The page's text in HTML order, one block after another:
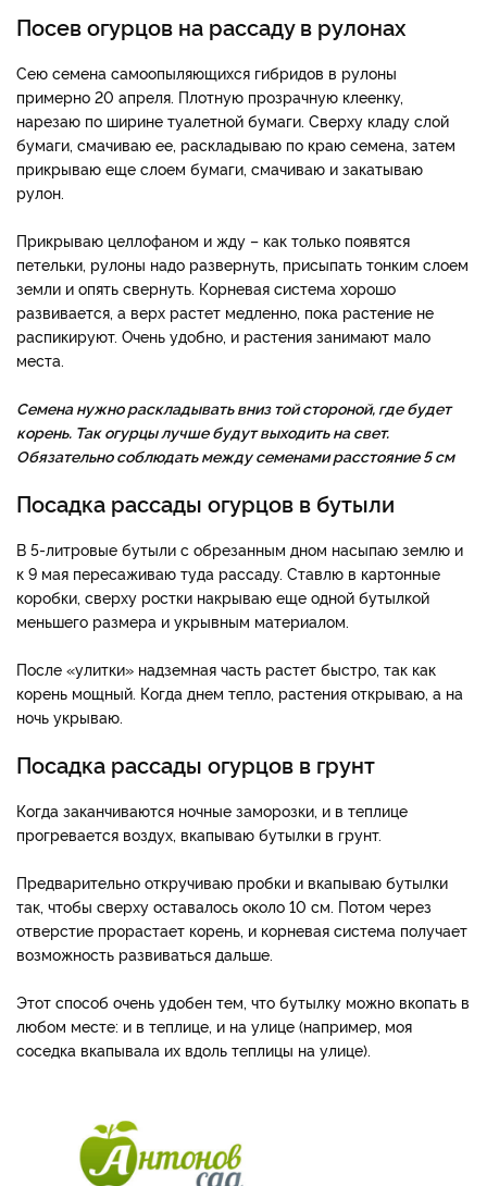
Посев огурцов на рассаду в рулонах
Сею семена самоопыляющихся гибридов в рулоны
примерно 20 апреля. Плотную прозрачную клеенку,
нарезаю по ширине туалетной бумаги. Сверху кладу слой
бумаги, смачиваю ее, раскладываю по краю семена, затем
прикрываю еще слоем бумаги, смачиваю и закатываю
рулон.
Прикрываю целлофаном и жду – как только появятся
петельки, рулоны надо развернуть, присыпать тонким слоем
земли и опять свернуть. Корневая система хорошо
развивается, а верх растет медленно, пока растение не
распикируют. Очень удобно, и растения занимают мало
места.
Семена нужно раскладывать вниз той стороной, где будет
корень. Так огурцы лучше будут выходить на свет.
Обязательно соблюдать между семенами расстояние 5 см
Посадка рассады огурцов в бутыли
В 5-литровые бутыли с обрезанным дном насыпаю землю и
к 9 мая пересаживаю туда рассаду. Ставлю в картонные
коробки, сверху ростки накрываю еще одной бутылкой
меньшего размера и укрывным материалом.
После «улитки» надземная часть растет быстро, так как
корень мощный. Когда днем тепло, растения открываю, а на
ночь укрываю.
Посадка рассады огурцов в грунт
Когда заканчиваются ночные заморозки, и в теплице
прогревается воздух, вкапываю бутылки в грунт.
Предварительно откручиваю пробки и вкапываю бутылки
так, чтобы сверху оставалось около 10 см. Потом через
отверстие прорастает корень, и корневая система получает
возможность развиваться дальше.
Этот способ очень удобен тем, что бутылку можно вкопать в
любом месте: и в теплице, и на улице (например, моя
соседка вкапывала их вдоль теплицы на улице).